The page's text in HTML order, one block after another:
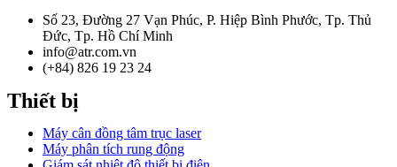
Số 23, Đường 27 Vạn Phúc, P. Hiệp Bình Phước, Tp. Thủ
Đức, Tp. Hồ Chí Minh
info@atr.com.vn
(+84) 826 19 23 24
Thiết bị
Máy cân đồng tâm trục laser
Máy phân tích rung động